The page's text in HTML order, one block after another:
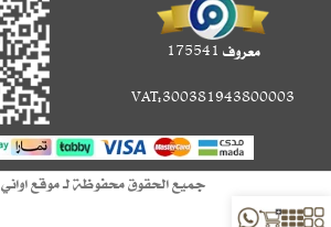
معروف 175541
VAT:300381943800003
جميع الحقوق محفوظة لـ موقع اواني 2025